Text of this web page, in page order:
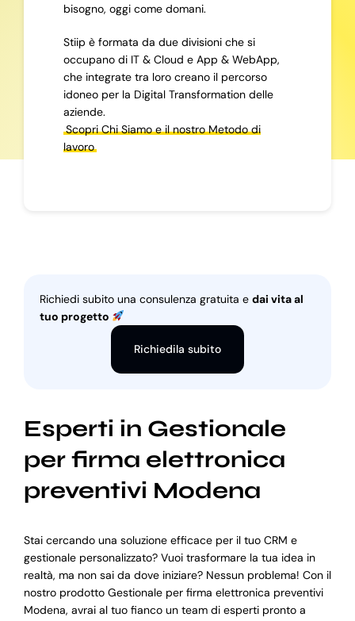
bisogno, oggi come domani.
Stiip è formata da due divisioni che si
occupano di IT & Cloud e App & WebApp,
che integrate tra loro creano il percorso
idoneo per la Digital Transformation delle
aziende.
Scopri Chi Siamo e il nostro Metodo di
lavoro
Richiedi subito una consulenza gratuita e dai vita al
tuo progetto
Richiedila subito
Esperti in Gestionale
per firma elettronica
preventivi Modena
Stai cercando una soluzione efficace per il tuo CRM e
gestionale personalizzato? Vuoi trasformare la tua idea in
realtà, ma non sai da dove iniziare? Nessun problema! Con il
nostro prodotto Gestionale per firma elettronica preventivi
Modena, avrai al tuo fianco un team di esperti pronto a